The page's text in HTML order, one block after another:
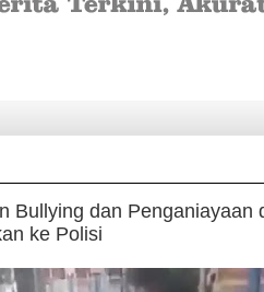
Bullying dan Penganiayaan
ke Polisi